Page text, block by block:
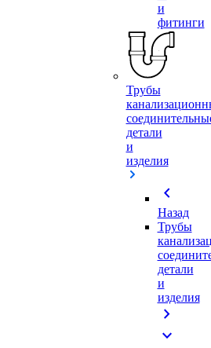
и
фитинги
Трубы
детали
и
изделия
chevron_left
Назад
Трубы
детали
и
изделия
chevron_right
expand_more